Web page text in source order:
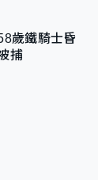
歲鐵騎士昏
捕